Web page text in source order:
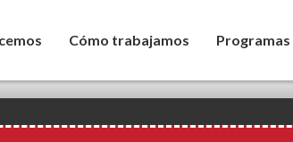
Cómo trabajamos Programas